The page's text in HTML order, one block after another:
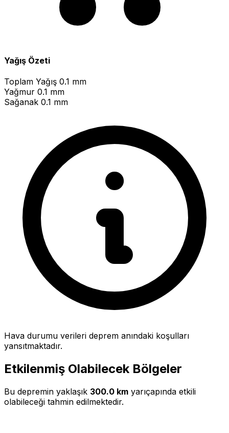
Yağış Özeti
Toplam Yağış 0.1 mm
Yağmur 0.1 mm
Sağanak 0.1 mm
Hava durumu verileri deprem anındaki koşulları
yansıtmaktadır.
Etkilenmiş Olabilecek Bölgeler
Bu depremin yaklaşık 300.0 km yarıçapında etkili
olabileceği tahmin edilmektedir.